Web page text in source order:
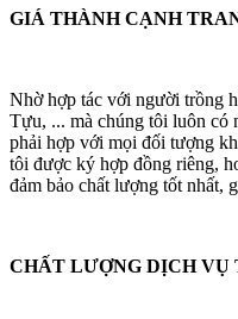
GIÁ THÀNH CẠNH
Nhờ hợp tác với người trồng
Tựu, ... mà chúng tôi luôn có
phải hợp với mọi đối tượng
tôi được ký hợp đồng riêng,
đảm bảo chất lượng tốt nhất,
CHẤT LƯỢNG DỊCH VỤ